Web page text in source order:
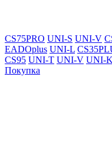
CS75PRO UNI-S UNI-V
EADOplus UNI-L
CS95 UNI-T UNI-V UNI-K
Покупка